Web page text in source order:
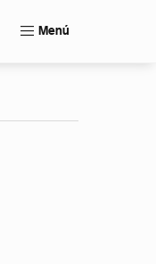
Menú